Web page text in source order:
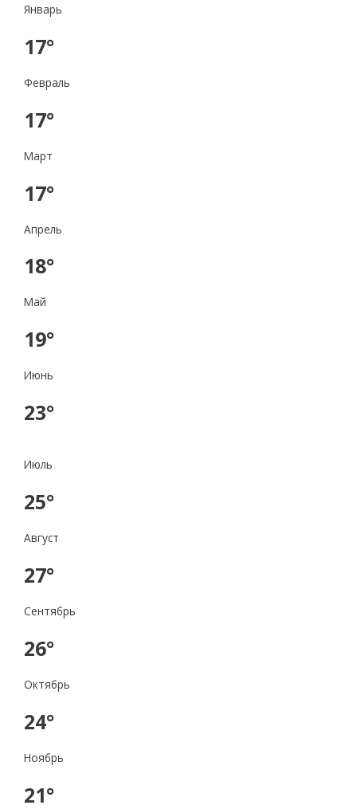
Январь
17°
Февраль
17°
Март
17°
Апрель
18°
Май
19°
Июнь
23°
Июль
25°
Август
27°
Сентябрь
26°
Октябрь
24°
Ноябрь
21°